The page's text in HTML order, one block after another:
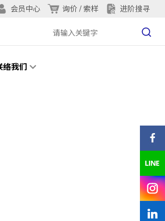
会员中心 询价 / 索样 进阶搜寻
络我们